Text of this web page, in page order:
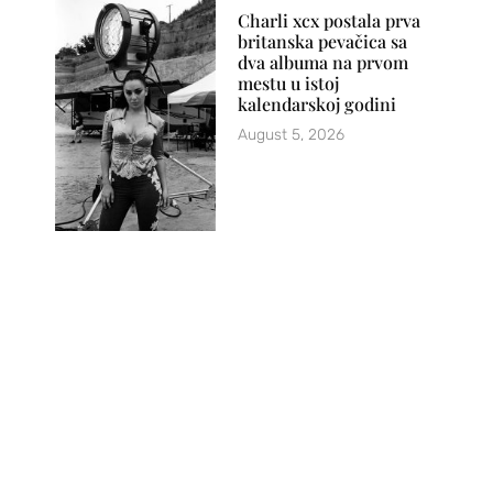
Charli xcx postala prva
britanska pevačica sa
dva albuma na prvom
mestu u istoj
kalendarskoj godini
August 5, 2026